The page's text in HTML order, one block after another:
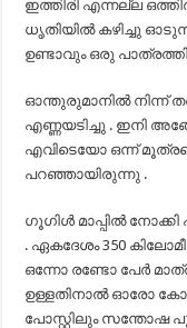
ഇത്തിരി എന്നല്ല
ധൃതിയിൽ കഴിച്ചു
ഉണ്ടാവും ഒരു
ഓന്തുരുമാനിൽ നിന്ന്
എണ്ണയടിച്ചു . ഇനി
എവിടെയോ ഒന്ന്
പറഞ്ഞായിരുന്നു .
ഗൂഗിൾ മാപ്പിൽ
. ഏകദേശം 350
ഒന്നോ രണ്ടോ പേർ
ഉള്ളതിനാൽ ഓരോ
പോസ്റ്റിലും സന്തോഷ